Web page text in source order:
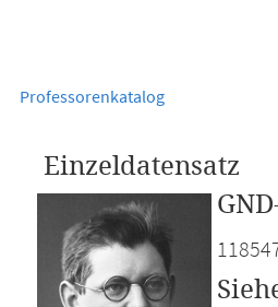
Professorenkatalog
Einzeldatensatz